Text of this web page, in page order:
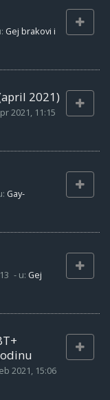
Gej brakovi i
2021)
2021, 11:15
Gay-
- u: Gej
2021, 15:06